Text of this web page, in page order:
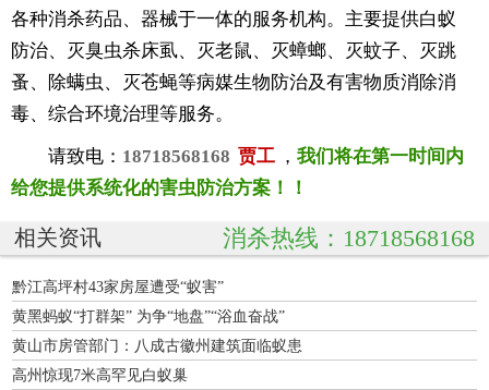
各种消杀药品、器械于一体的服务机构。主要提供白蚁
防治、灭臭虫杀床虱、灭老鼠、灭蟑螂、灭蚊子、灭跳
蚤、除螨虫、灭苍蝇等病媒生物防治及有害物质消除消
毒、综合环境治理等服务。
请致电： 18718568168 贾工 ， 我们将在第一时间内
给您提供系统化的害虫防治方案！！
相关资讯 消杀热线：18718568168
黔江高坪村43家房屋遭受“蚁害”
黄黑蚂蚁“打群架” 为争“地盘”“浴血奋战”
黄山市房管部门：八成古徽州建筑面临蚁患
高州惊现7米高罕见白蚁巢